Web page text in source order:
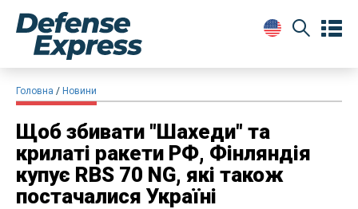
Головна Новини
Щоб збивати "Шахеди" та
крилаті ракети РФ, Фінляндія
купує RBS 70 NG, які також
постачалися Україні